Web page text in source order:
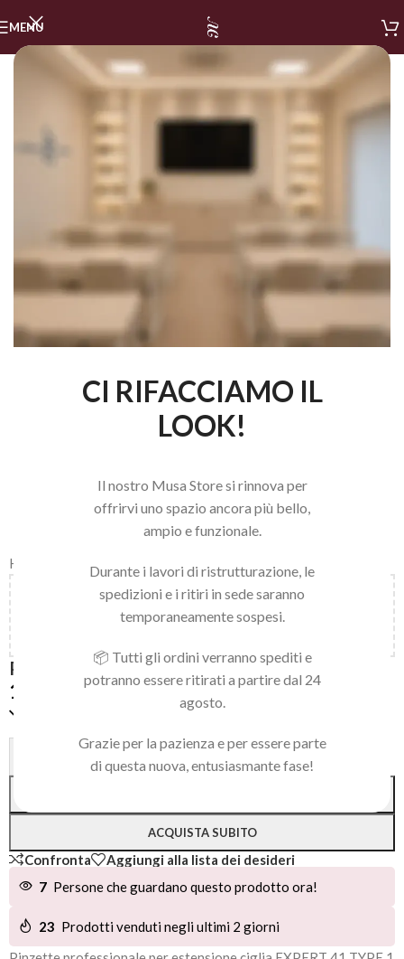
CI RIFACCIAMO IL
LOOK!
Il nostro Musa Store si rinnova per
offrirvi uno spazio ancora più bello,
ampio e funzionale.
Durante i lavori di ristrutturazione, le
spedizioni e i ritiri in sede saranno
temporaneamente sospesi.
📦 Tutti gli ordini verranno spediti e
potranno essere ritirati a partire dal 24
agosto.
Grazie per la pazienza e per essere parte
di questa nuova, entusiasmante fase!
MENU
Home STALEKS CIGLIA
150,00€al carrello e ottieni la spedizione
PINZETTA PER SOPRACCIGLIA 41/1
14,90
ACQUISTA SUBITO
Alternative:
Confronta
Aggiungi alla lista dei desideri
7 Persone che guardano questo prodotto ora!
23 Prodotti venduti negli ultimi 2 giorni